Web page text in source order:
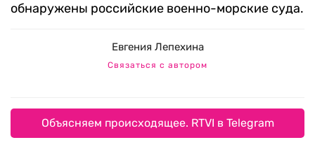
обнаружены российские военно-морские суда.
Евгения Лепехина
Связаться с автором
Объясняем происходящее. RTVI в Telegram